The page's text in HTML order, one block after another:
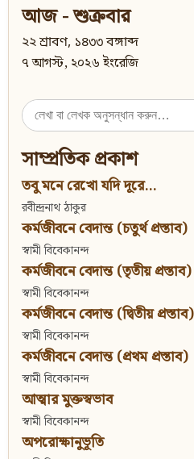
আজ - শুক্রবার
২২ শ্রাবণ, ১৪৩৩ বঙ্গাব্দ
৭ আগস্ট, ২০২৬ ইংরেজি
Search
for:
সাম্প্রতিক প্রকাশ
তবু মনে রেখো যদি দূরে...
রবীন্দ্রনাথ ঠাকুর
কর্মজীবনে বেদান্ত (চতুর্থ প্রস্তাব)
স্বামী বিবেকানন্দ
কর্মজীবনে বেদান্ত (তৃতীয় প্রস্তাব)
স্বামী বিবেকানন্দ
কর্মজীবনে বেদান্ত (দ্বিতীয় প্রস্তাব)
স্বামী বিবেকানন্দ
কর্মজীবনে বেদান্ত (প্রথম প্রস্তাব)
স্বামী বিবেকানন্দ
আত্মার মুক্তস্বভাব
স্বামী বিবেকানন্দ
অপরোক্ষানুভূতি